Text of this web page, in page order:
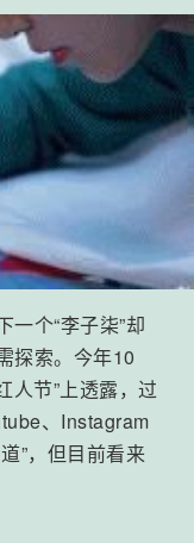
个“李子柒”却
探索。今年10
人节”上透露，过
、Instagram
”，但目前看来